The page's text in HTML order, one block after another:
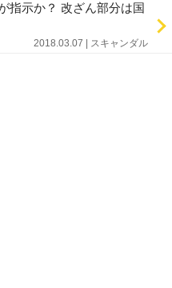
指示か？ 改ざん部分は国
2018.03.07 | スキャンダル